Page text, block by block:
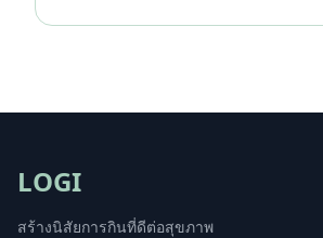
LOGI
สร้างนิสัยการกินที่ดีต่อสุขภาพ